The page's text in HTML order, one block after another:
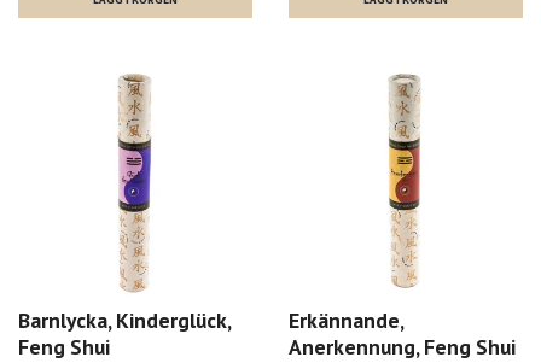
Barnlycka, Kinderglück,
Feng Shui
Erkännande,
Anerkennung, Feng Shui